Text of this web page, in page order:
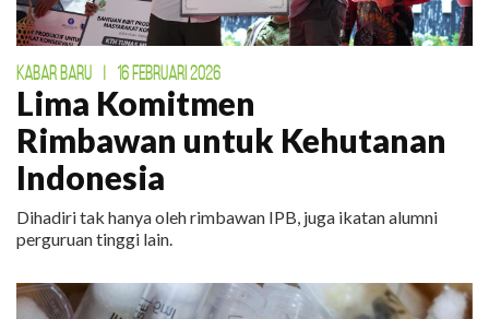
KABAR BARU | 16 FEBRUARI 2026
Lima Komitmen
Rimbawan untuk Kehutanan
Indonesia
Dihadiri tak hanya oleh rimbawan IPB, juga ikatan alumni
perguruan tinggi lain.